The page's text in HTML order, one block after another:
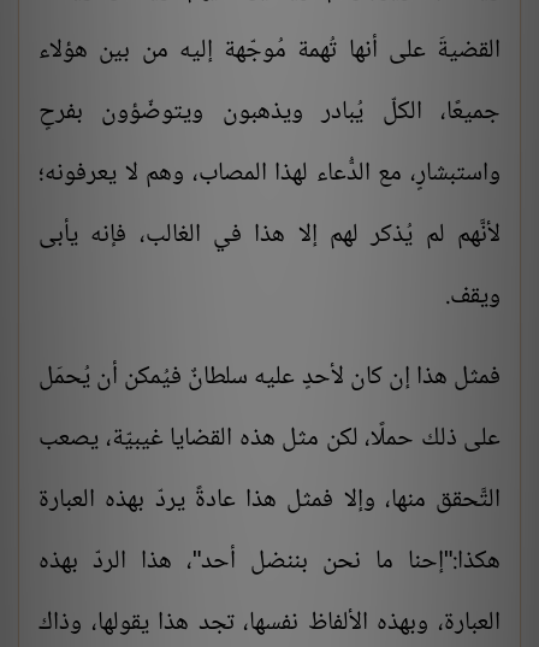
القضيةَ على أنها تُهمة مُوجّهة إليه من بين هؤلاء
جميعًا، الكلّ يُبادر ويذهبون ويتوضّؤون بفرحٍ
واستبشارٍ، مع الدُّعاء لهذا المصاب، وهم لا يعرفونه؛
لأنَّهم لم يُذكر لهم إلا هذا في الغالب، فإنه يأبى
ويقف.
فمثل هذا إن كان لأحدٍ عليه سلطانٌ فيُمكن أن يُحمَل
على ذلك حملًا، لكن مثل هذه القضايا غيبيّة، يصعب
التَّحقق منها، وإلا فمثل هذا عادةً يردّ بهذه العبارة
هكذا:"إحنا ما نحن بننضل أحد"، هذا الردّ بهذه
العبارة، وبهذه الألفاظ نفسها، تجد هذا يقولها، وذاك